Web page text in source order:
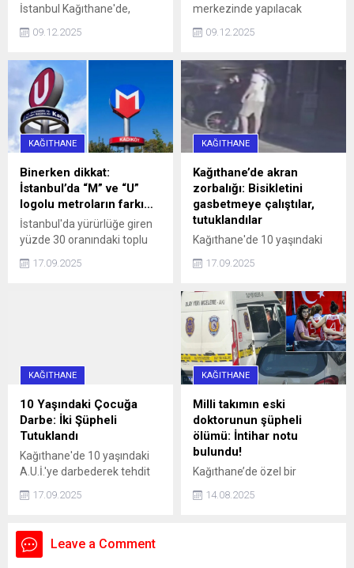
İstanbul Kağıthane'de,
saat 16.00 sularında 34 SS
hatalı park nedeniyle
caddeyi araç trafiğine
kapattı. Araç sürücüleri ile
halk otobüsündeki
yurttaşlar, uzun bir süre
aracın sürücüsüne
ulaşmaya ...
09.12.2025
merkezinde yapılacak
10 ilçeye 4 saat su
09.12.2025
KAĞITHANE
Binerken dikkat:
İstanbul’da “M” ve “U”
logolu metroların farkı…
İstanbul'da yürürlüğe giren
yüzde 30 oranındaki toplu
ulaşım zammı, 'U' logolu
metrolar ve Marmaray'da
17.09.2025
KAĞITHANE
Kağıthane’de akran
zorbalığı: Bisikletini
gasbetmeye çalıştılar,
tutuklandılar
Kağıthane'de 10 yaşındaki
çocuğun bisikletini
gasbetmeye çalışan 16 ve
darbettikleri gerekçesiyle
tutuklandı.
17.09.2025
KAĞITHANE
10 Yaşındaki Çocuğa
Darbe: İki Şüpheli
Tutuklandı
Kağıthane'de 10 yaşındaki
A.U.İ.'ye darbederek tehdit
bir aracın çarpmasına neden
yaşındaki E.S. gözaltına
alındı. Şüpheliler, adliyeye
17.09.2025
KAĞITHANE
Milli takımın eski
doktorunun şüpheli
ölümü: İntihar notu
bulundu!
Kağıthane’de özel bir
olarak görev yapan doktor
14.08.2025
Leave a Comment